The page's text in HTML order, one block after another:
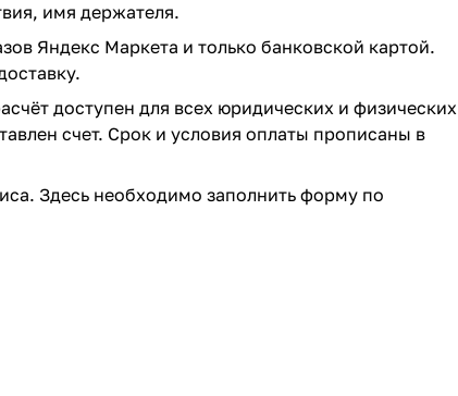
имя держателя.
Яндекс Маркета и только банковской картой.
доступен для всех юридических и физических
счет. Срок и условия оплаты прописаны в
Здесь необходимо заполнить форму по